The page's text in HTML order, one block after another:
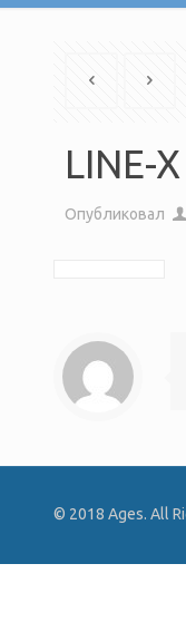
LINE-X
Опубликовал
© 2018 Ages. All